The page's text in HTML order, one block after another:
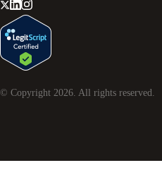
© Copyright 2026 . All rights reserved.